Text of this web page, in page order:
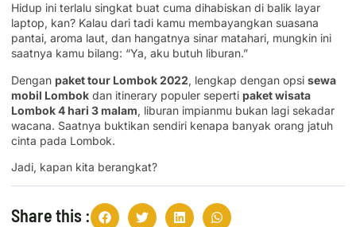
Hidup ini terlalu singkat buat cuma dihabiskan di balik layar
laptop, kan? Kalau dari tadi kamu membayangkan suasana
pantai, aroma laut, dan hangatnya sinar matahari, mungkin ini
saatnya kamu bilang: “Ya, aku butuh liburan.”
Dengan paket tour Lombok 2022, lengkap dengan opsi sewa
mobil Lombok dan itinerary populer seperti paket wisata
Lombok 4 hari 3 malam, liburan impianmu bukan lagi sekadar
wacana. Saatnya buktikan sendiri kenapa banyak orang jatuh
cinta pada Lombok.
Jadi, kapan kita berangkat?
Share this :